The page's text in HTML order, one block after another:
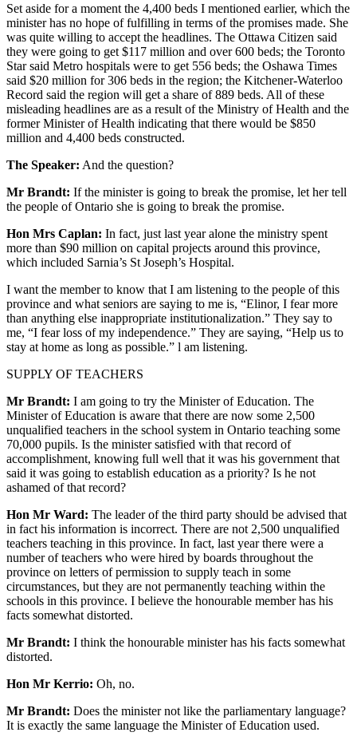
Set aside for a moment the 4,400 beds I mentioned earlier, which the
minister has no hope of fulfilling in terms of the promises made. She
was quite willing to accept the headlines. The Ottawa Citizen said
they were going to get $117 million and over 600 beds; the Toronto
Star said Metro hospitals were to get 556 beds; the Oshawa Times
said $20 million for 306 beds in the region; the Kitchener-Waterloo
Record said the region will get a share of 889 beds. All of these
misleading headlines are as a result of the Ministry of Health and the
former Minister of Health indicating that there would be $850
million and 4,400 beds constructed.
The Speaker: And the question?
Mr Brandt: If the minister is going to break the promise, let her tell
the people of Ontario she is going to break the promise.
Hon Mrs Caplan: In fact, just last year alone the ministry spent
more than $90 million on capital projects around this province,
which included Sarnia’s St Joseph’s Hospital.
I want the member to know that I am listening to the people of this
province and what seniors are saying to me is, “Elinor, I fear more
than anything else inappropriate institutionalization.” They say to
me, “I fear loss of my independence.” They are saying, “Help us to
stay at home as long as possible.” l am listening.
SUPPLY OF TEACHERS
Mr Brandt: I am going to try the Minister of Education. The
Minister of Education is aware that there are now some 2,500
unqualified teachers in the school system in Ontario teaching some
70,000 pupils. Is the minister satisfied with that record of
accomplishment, knowing full well that it was his government that
said it was going to establish education as a priority? Is he not
ashamed of that record?
Hon Mr Ward: The leader of the third party should be advised that
in fact his information is incorrect. There are not 2,500 unqualified
teachers teaching in this province. In fact, last year there were a
number of teachers who were hired by boards throughout the
province on letters of permission to supply teach in some
circumstances, but they are not permanently teaching within the
schools in this province. I believe the honourable member has his
facts somewhat distorted.
Mr Brandt: I think the honourable minister has his facts somewhat
distorted.
Hon Mr Kerrio: Oh, no.
Mr Brandt: Does the minister not like the parliamentary language?
It is exactly the same language the Minister of Education used.